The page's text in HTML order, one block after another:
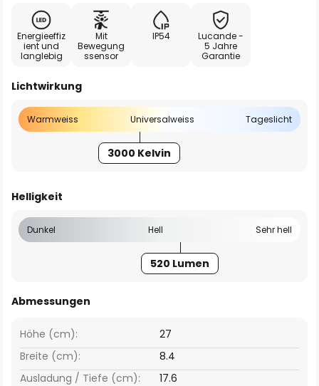
Energieeffiz
ient und
langlebig
Mit
Bewegung
ssensor
IP54
Lucande -
5 Jahre
Garantie
Lichtwirkung
Warmweiss Universalweiss Tageslicht
3000 Kelvin
Helligkeit
Dunkel Hell Sehr hell
520 Lumen
Abmessungen
Breite (cm): 8.4
Höhe (cm): 27
Ausladung / Tiefe (cm): 17.6